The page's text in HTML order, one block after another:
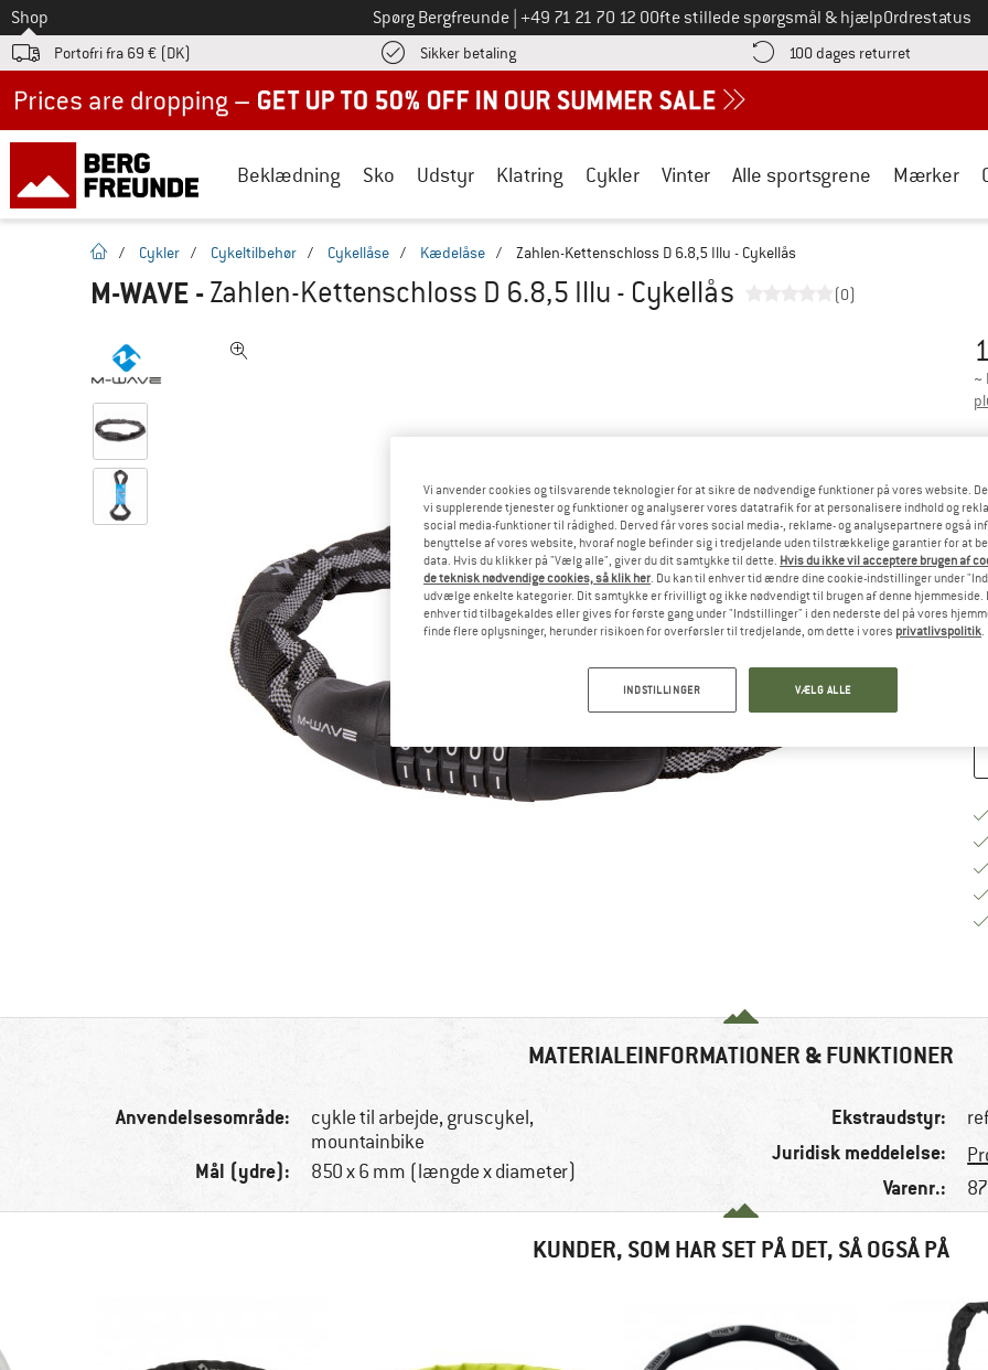
Til
Shop Spørg Bergfreunde Ring til os på
+49 71 21 70 12 0Ofte stillede spørgsmål & hjælpOrdrestatus
Portofri fra 69 € (DK) Sikker betalingFind betalingsoplysningerne her! Åbnes i en infoboks
100 dages returret Gå til
Beklædning Sko Udstyr Klatring Cykler Vinter Alle sportsgrene Mærker
Hjemmeside
/ Cykler / Cykeltilbehør / Cykellåse / Kædelåse / Zahlen-Kettenschloss D 6.8,5 Illu - Cykellås
M-WAVE -Zahlen-Kettenschloss D 6.8,5 Illu - Cykellås (0)
~
MATERIALEINFORMATIONER & FUNKTIONER
Anvendelsesområde:
cykle til arbejde, gruscykel,
mountainbike
Mål (ydre): 850 x 6 mm (længde x diameter)
Ekstraudstyr:
Juridisk meddelelse:
Varenr.:
KUNDER, SOM HAR SET PÅ DET, SÅ OGSÅ PÅ
Vi anvender cookies og tilsvarende teknologier for at sikre de nødvendige funktioner på vores website.
vi supplerende tjenester og funktioner og analyserer vores datatrafik for at personalisere indhold og
social media-funktioner til rådighed. Derved får vores social media-, reklame- og analysepartnere også
benyttelse af vores website, hvoraf nogle befinder sig i tredjelande uden tilstrækkelige garantier for at
data. Hvis du klikker på "Vælg alle", giver du dit samtykke til dette. Hvis du ikke vil acceptere brugen af
de teknisk nødvendige cookies, så klik her. Du kan til enhver tid ændre dine cookie-indstillinger under
udvælge enkelte kategorier. Dit samtykke er frivilligt og ikke nødvendigt til brugen af denne hjemmeside.
enhver tid tilbagekaldes eller gives for første gang under "Indstillinger" i den nederste del på vores
finde flere oplysninger, herunder risikoen for overførsler til tredjelande, om dette i vores privatlivspolitik.
INDSTILLINGER VÆLG ALLE